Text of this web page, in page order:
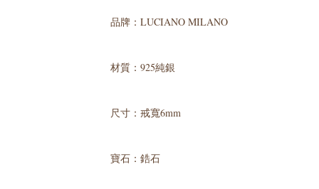
品牌：LUCIANO MILANO
材質：925純銀
尺寸：戒寬6mm
寶石：鋯石